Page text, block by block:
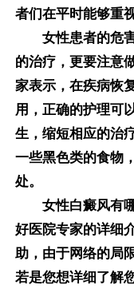
者们在平时能够重
女性患者的危害
的治疗，更要注意
家表示，在疾病恢
用，正确的护理可
生，缩短相应的治
一些黑色类的食物
处。
女性白癜风有哪
好医院专家的详细
助，由于网络的局
若是您想详细了解